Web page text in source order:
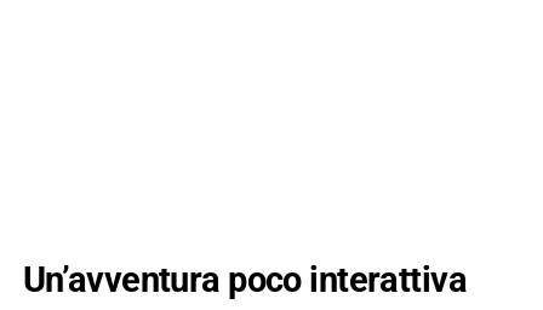
Un’avventura poco interattiva